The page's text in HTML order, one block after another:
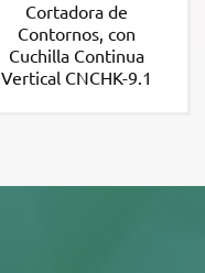
Cortadora de
Contornos, con
Cuchilla Continua
Vertical CNCHK-9.1